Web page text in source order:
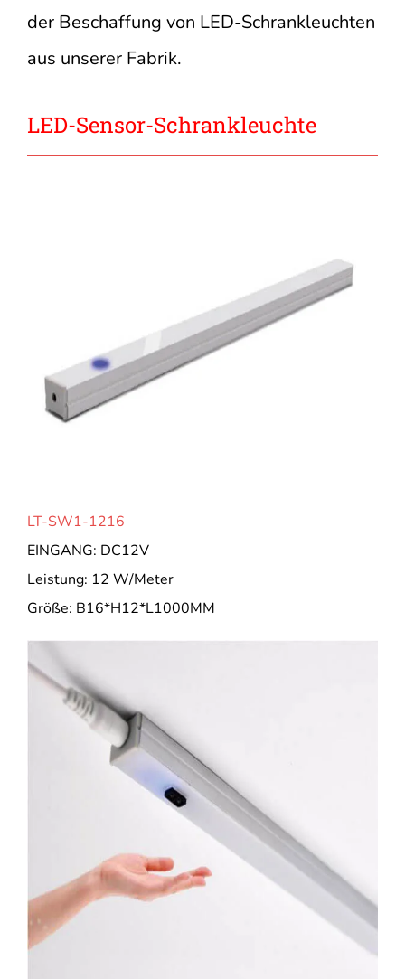
der Beschaffung von LED-Schrankleuchten
aus unserer Fabrik.
LED-Sensor-Schrankleuchte
LT-SW1-1216
EINGANG: DC12V
Leistung: 12 W/Meter
Größe: B16*H12*L1000MM